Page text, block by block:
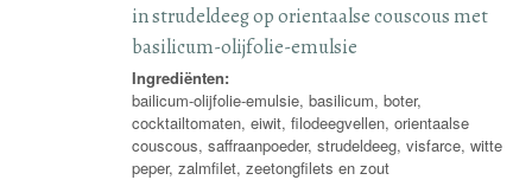
in strudeldeeg op orientaalse couscous met
basilicum-olijfolie-emulsie
Ingrediënten:
bailicum-olijfolie-emulsie, basilicum, boter,
cocktailtomaten, eiwit, filodeegvellen, orientaalse
couscous, saffraanpoeder, strudeldeeg, visfarce, witte
peper, zalmfilet, zeetongfilets en zout